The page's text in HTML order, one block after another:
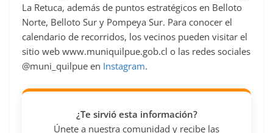
La Retuca, además de puntos estratégicos en Belloto
Norte, Belloto Sur y Pompeya Sur. Para conocer el
calendario de recorridos, los vecinos pueden visitar el
sitio web www.muniquilpue.gob.cl o las redes sociales
@muni_quilpue en Instagram.
¿Te sirvió esta información?
Únete a nuestra comunidad y recibe las